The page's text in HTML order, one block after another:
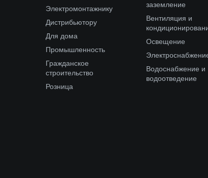
Электромонтажнику
Дистрибьютору
Для дома
Промышленность
Гражданское
строительство
Розница
заземление
Вентиляция и
Освещение
Водоснабжение и
водоотведение